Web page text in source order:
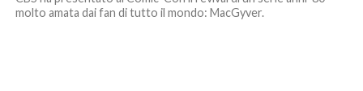
molto amata dai fan di tutto il mondo: MacGyver.